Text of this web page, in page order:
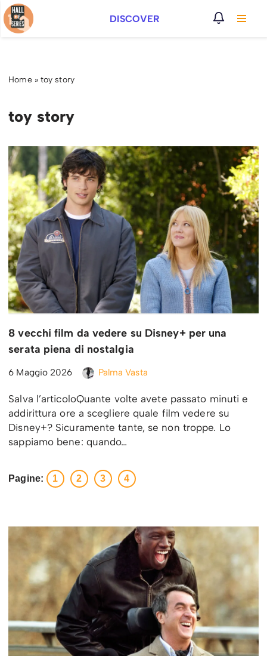
Vai
DISCOVER
Home» toy story
toy story
8 vecchi film da vedere su Disney+ per una
serata piena di nostalgia
6 Maggio 2026 Palma Vasta
Salva l’articoloQuante volte avete passato minuti e
addirittura ore a scegliere quale film vedere su
Disney+? Sicuramente tante, se non troppe. Lo
sappiamo bene: quando…
Pagine: 1 2 3 4